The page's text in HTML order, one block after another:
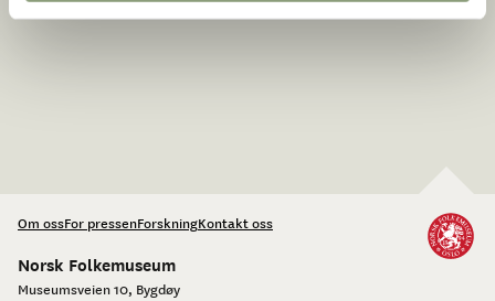
Om ossFor pressenForskningKontakt oss
Norsk Folkemuseum
Museumsveien 10, Bygdøy